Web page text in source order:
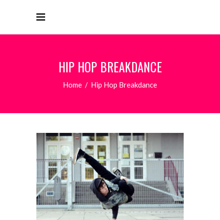
HIP HOP BREAKDANCE
Home / Hip Hop Breakdance